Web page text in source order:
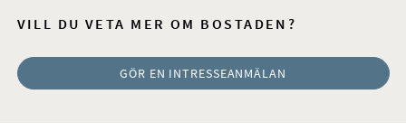
VILL DU VETA MER OM BOSTADEN?
GÖR EN INTRESSEANMÄLAN